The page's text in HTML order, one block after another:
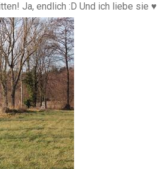
Ja, endlich :D Und ich liebe sie ♥